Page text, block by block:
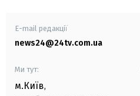
E-mail редакції
news24@24tv.com.ua
Ми тут:
м.Київ,